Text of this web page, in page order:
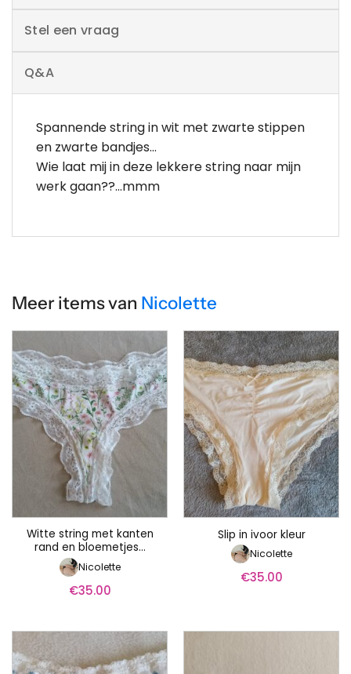
Stel een vraag
Q&A
Spannende string in wit met zwarte stippen
en zwarte bandjes…
Wie laat mij in deze lekkere string naar mijn
werk gaan??…mmm
Meer items van Nicolette
Witte string met kanten
rand en bloemetjes…
Nicolette
€35.00
Slip in ivoor kleur
Nicolette
€35.00